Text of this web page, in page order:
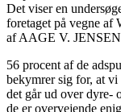
Det viser en
foretaget på vegne af
af AAGE V.
56 procent af de
bekymrer sig for, at vi
det går ud over dyre-
de er overvejende